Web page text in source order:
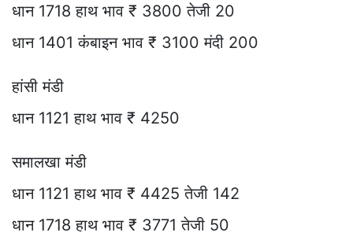
धान 1718 हाथ भाव ₹ 3800 तेजी 20
धान 1401 कंबाइन भाव ₹ 3100 मंदी 200
हांसी मंडी
धान 1121 हाथ भाव ₹ 4250
समालखा मंडी
धान 1121 हाथ भाव ₹ 4425 तेजी 142
धान 1718 हाथ भाव ₹ 3771 तेजी 50